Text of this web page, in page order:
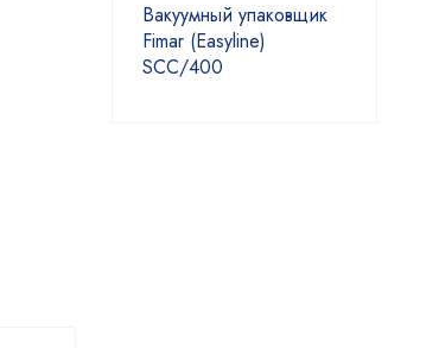
Вакуумный упаковщик
Fimar (Easyline)
SCC/400